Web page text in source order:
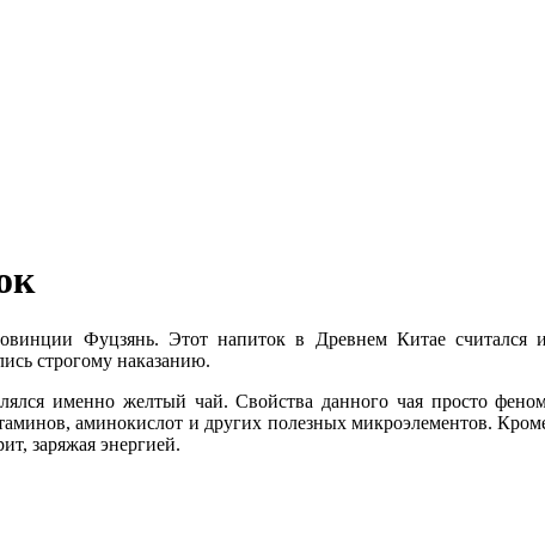
Фуцзянь. Этот напиток в Древнем Китае считался
строгому наказанию.
именно желтый чай. Свойства данного чая просто
аминокислот и других полезных микроэлементов.
заряжая энергией.